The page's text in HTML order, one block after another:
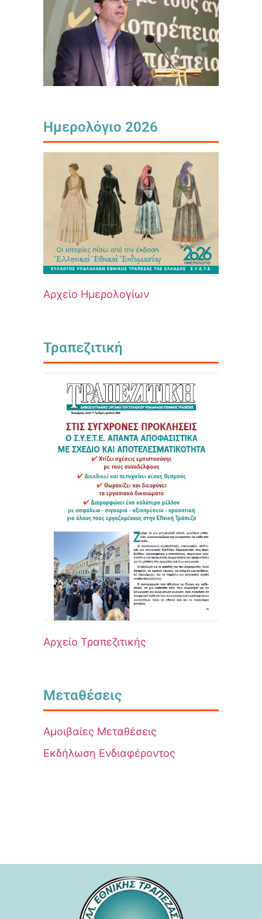
Ημερολόγιο 2026
Αρχείο Ημερολογίων
Τραπεζιτική
Αρχείο Τραπεζιτικής
Μεταθέσεις
Αμοιβαίες Μεταθέσεις
Εκδήλωση Ενδιαφέροντος